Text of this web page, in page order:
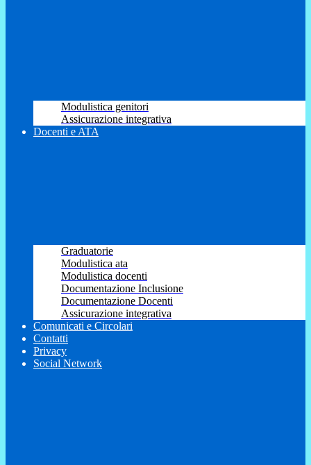
Modulistica genitori
Assicurazione integrativa
Docenti e ATA
Graduatorie
Modulistica ata
Modulistica docenti
Documentazione Inclusione
Documentazione Docenti
Assicurazione integrativa
Comunicati e Circolari
Contatti
Privacy
Social Network